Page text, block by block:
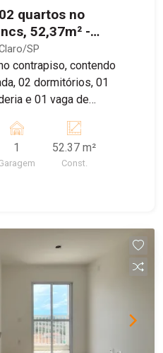
quartos no
52,37m² -
Claro/SP
SP
contrapiso, contendo
02 dormitórios, 01
e 01 vaga de
1 52.37 m²
Const.